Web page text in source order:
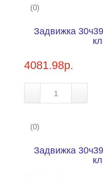
(0)
Купить в 1 клик
Задвижка
4081.98р.
(0)
Купить в 1 клик
Задвижка